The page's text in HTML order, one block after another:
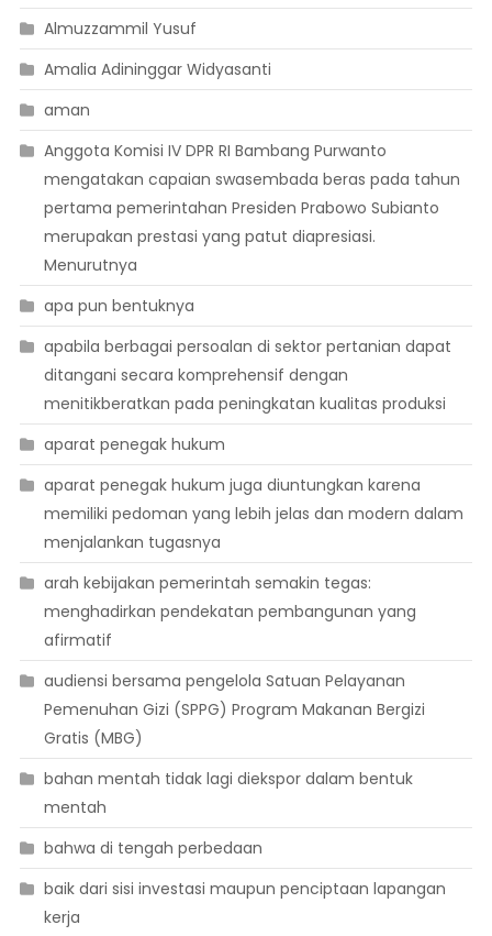
Almuzzammil Yusuf
Amalia Adininggar Widyasanti
aman
Anggota Komisi IV DPR RI Bambang Purwanto
mengatakan capaian swasembada beras pada tahun
pertama pemerintahan Presiden Prabowo Subianto
merupakan prestasi yang patut diapresiasi.
Menurutnya
apa pun bentuknya
apabila berbagai persoalan di sektor pertanian dapat
ditangani secara komprehensif dengan
menitikberatkan pada peningkatan kualitas produksi
aparat penegak hukum
aparat penegak hukum juga diuntungkan karena
memiliki pedoman yang lebih jelas dan modern dalam
menjalankan tugasnya
arah kebijakan pemerintah semakin tegas:
menghadirkan pendekatan pembangunan yang
afirmatif
audiensi bersama pengelola Satuan Pelayanan
Pemenuhan Gizi (SPPG) Program Makanan Bergizi
Gratis (MBG)
bahan mentah tidak lagi diekspor dalam bentuk
mentah
bahwa di tengah perbedaan
baik dari sisi investasi maupun penciptaan lapangan
kerja